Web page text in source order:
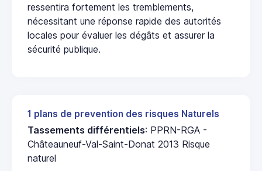
ressentira fortement les tremblements,
nécessitant une réponse rapide des autorités
locales pour évaluer les dégâts et assurer la
sécurité publique.
1 plans de prevention des risques Naturels
Tassements différentiels: PPRN-RGA -
Châteauneuf-Val-Saint-Donat 2013 Risque
naturel